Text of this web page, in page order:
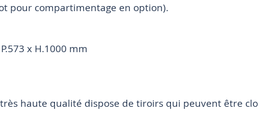
pour compartimentage en option).
x H.1000 mm
haute qualité dispose de tiroirs qui peuvent être